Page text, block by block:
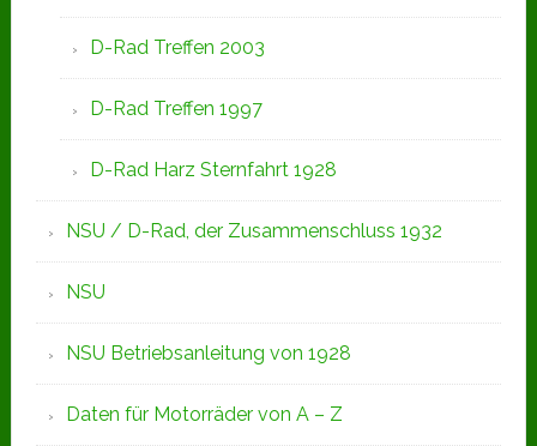
D-Rad Treffen 2003
D-Rad Treffen 1997
D-Rad Harz Sternfahrt 1928
NSU / D-Rad, der Zusammenschluss 1932
NSU
NSU Betriebsanleitung von 1928
Daten für Motorräder von A – Z